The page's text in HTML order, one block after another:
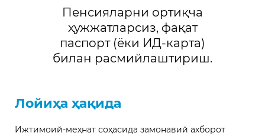
Пенсияларни ортиқча
ҳужжатларсиз, фақат
паспорт (ёки ИД-карта)
билан расмийлаштириш.
Лойиҳа ҳақида
Ижтимоий-меҳнат соҳасида замонавий ахборот